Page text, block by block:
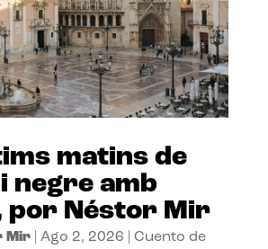
matins de
negre amb
por Néstor Mir
Mir| Ago 2, 2026
Cuento de